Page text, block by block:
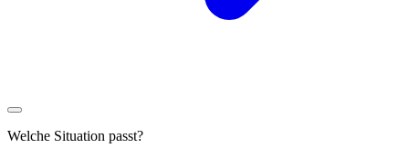
Welche Situation passt?